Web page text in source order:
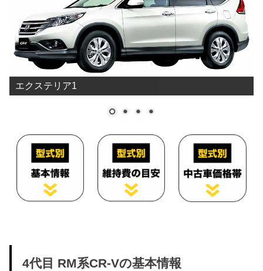
エクステリア1
4代目 RM系CR-Vの基本情報